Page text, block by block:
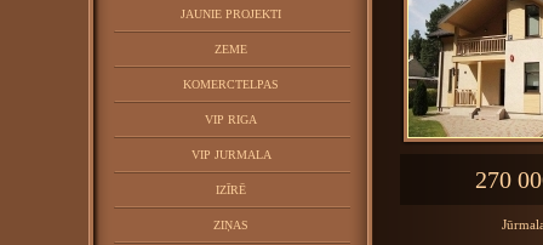
JAUNIE PROJEKTI
ZEME
KOMERCTELPAS
VIP RIGA
VIP JURMALA
IZĪRĒ
ZIŅAS
270